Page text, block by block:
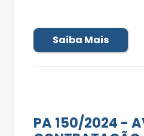
Saiba Mais
PA 150/2024 -